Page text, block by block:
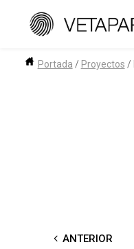
contenido
Portada / Proyectos /
← ANTERIOR